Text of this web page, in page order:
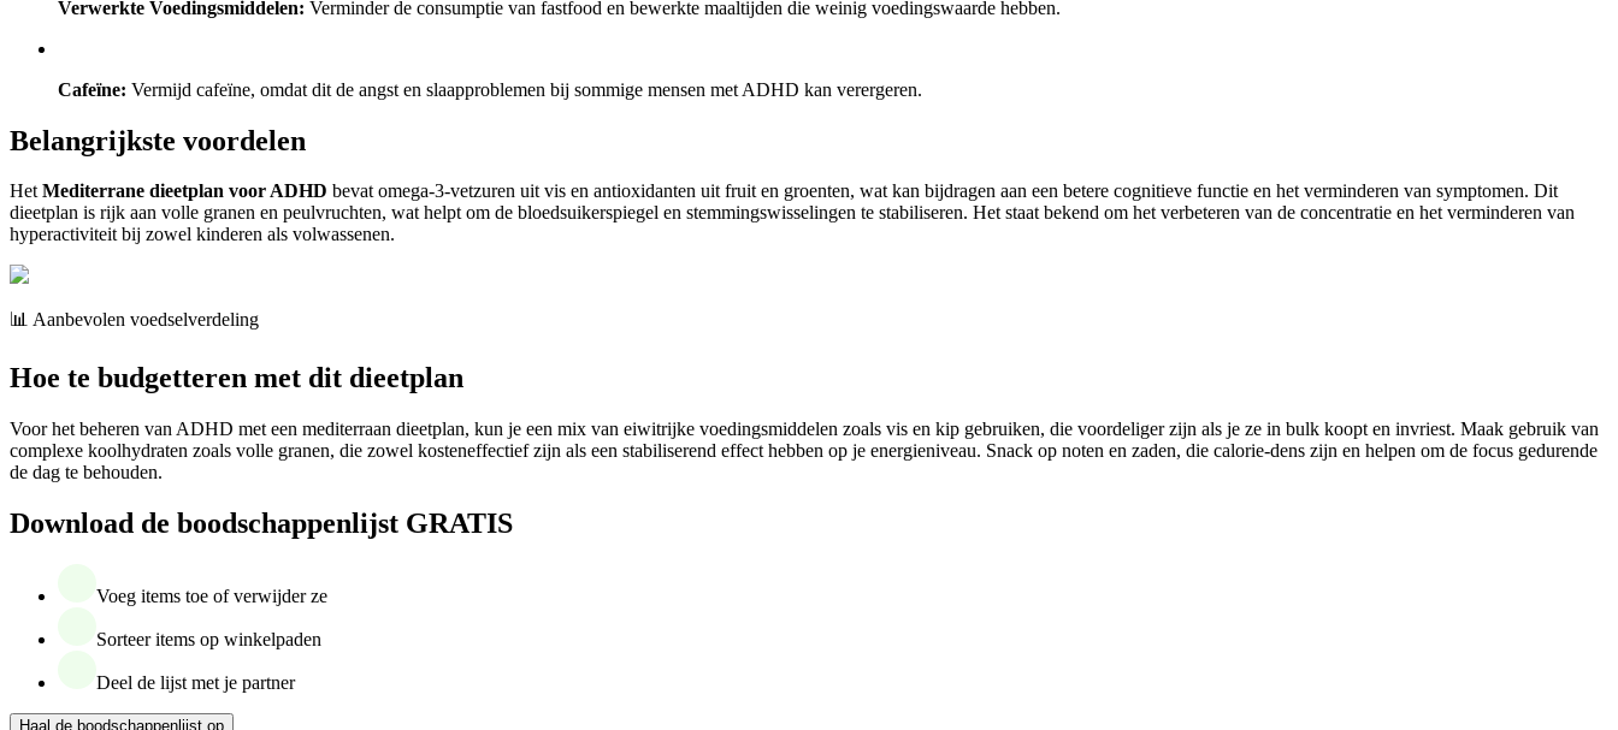
Verwerkte Voedingsmiddelen: Verminder de consumptie van fastfood en bewerkte maaltijden die weinig voedingswaarde hebben.
Cafeïne: Vermijd cafeïne, omdat dit de angst en slaapproblemen bij sommige mensen met ADHD kan verergeren.
Belangrijkste voordelen
HetMediterrane dieetplan voor ADHD bevat omega-3-vetzuren uit vis en antioxidanten uit fruit en groenten, wat kan bijdragen aan een betere cognitieve functie en het verminderen van symptomen. Dit
dieetplan is rijk aan volle granen en peulvruchten, wat helpt om de bloedsuikerspiegel en stemmingswisselingen te stabiliseren. Het staat bekend om het verbeteren van de concentratie en het verminderen van
hyperactiviteit bij zowel kinderen als volwassenen.
📊 Aanbevolen voedselverdeling
Hoe te budgetteren met dit dieetplan
Voor het beheren van ADHD met een mediterraan dieetplan, kun je een mix van eiwitrijke voedingsmiddelen zoals vis en kip gebruiken, die voordeliger zijn als je ze in bulk koopt en invriest. Maak gebruik van
complexe koolhydraten zoals volle granen, die zowel kosteneffectief zijn als een stabiliserend effect hebben op je energieniveau. Snack op noten en zaden, die calorie-dens zijn en helpen om de focus gedurende
de dag te behouden.
Download de boodschappenlijst GRATIS
Voeg items toe of verwijder ze
Sorteer items op winkelpaden
Deel de lijst met je partner
Haal de boodschappenlijst op